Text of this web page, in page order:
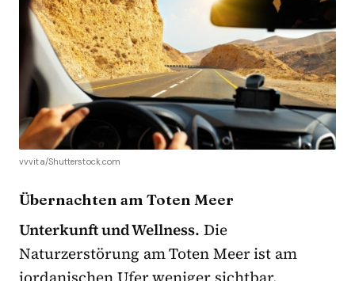
vvvita/Shutterstock.com
Übernachten am Toten Meer
Unterkunft und Wellness. Die
Naturzerstörung am Toten Meer ist am